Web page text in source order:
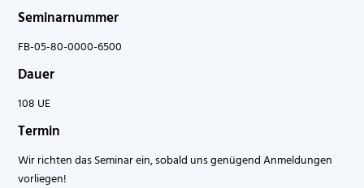
Seminarnummer
FB-05-80-0000-6500
Dauer
108 UE
Termin
Wir richten das Seminar ein, sobald uns genügend Anmeldungen
vorliegen!